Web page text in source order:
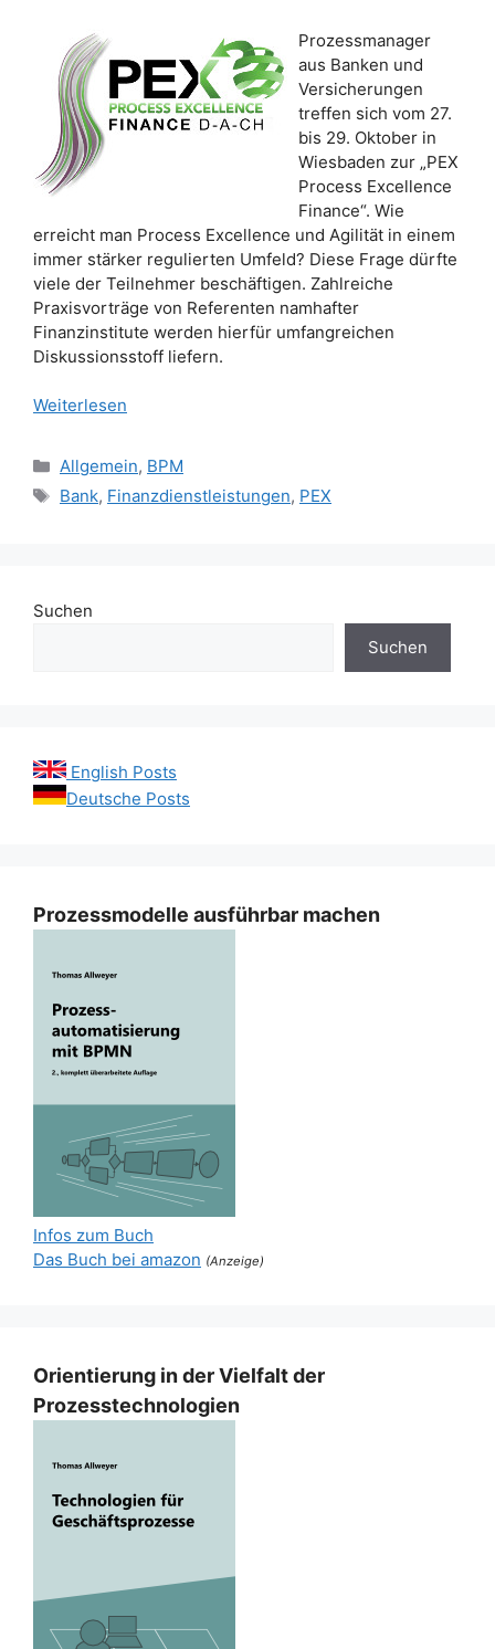
Prozessmanager
aus Banken und
Versicherungen
treffen sich vom 27.
bis 29. Oktober in
Wiesbaden zur „PEX
Process Excellence
Finance“. Wie
erreicht man Process Excellence und Agilität in einem
immer stärker regulierten Umfeld? Diese Frage dürfte
viele der Teilnehmer beschäftigen. Zahlreiche
Praxisvorträge von Referenten namhafter
Finanzinstitute werden hierfür umfangreichen
Diskussionsstoff liefern.
Weiterlesen
Kategorien
Allgemein, BPM
Schlagwörter
Bank, Finanzdienstleistungen, PEX
Suchen
Suchen
English Posts
Deutsche Posts
Prozessmodelle ausführbar machen
Infos zum Buch
Das Buch bei amazon (Anzeige)
Orientierung in der Vielfalt der
Prozesstechnologien